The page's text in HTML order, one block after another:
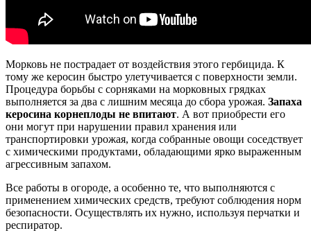
Морковь не пострадает от воздействия этого гербицида. К
тому же керосин быстро улетучивается с поверхности земли.
Процедура борьбы с сорняками на морковных грядках
выполняется за два с лишним месяца до сбора урожая. Запаха
керосина корнеплоды не впитают. А вот приобрести его
они могут при нарушении правил хранения или
транспортировки урожая, когда собранные овощи соседствует
с химическими продуктами, обладающими ярко выраженным
агрессивным запахом.
Все работы в огороде, а особенно те, что выполняются с
применением химических средств, требуют соблюдения норм
безопасности. Осуществлять их нужно, используя перчатки и
респиратор.